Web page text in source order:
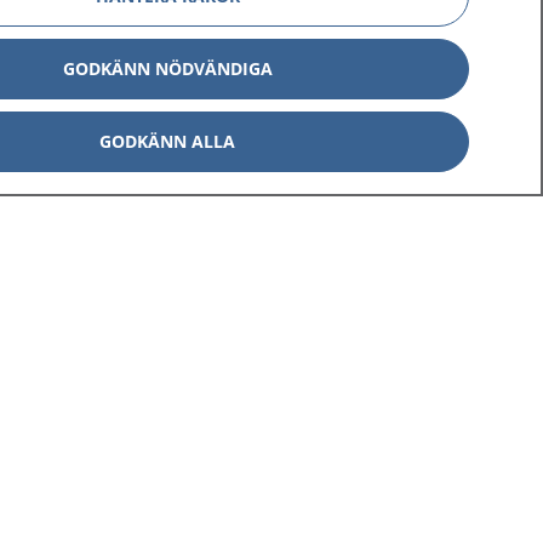
GODKÄNN NÖDVÄNDIGA
GODKÄNN ALLA